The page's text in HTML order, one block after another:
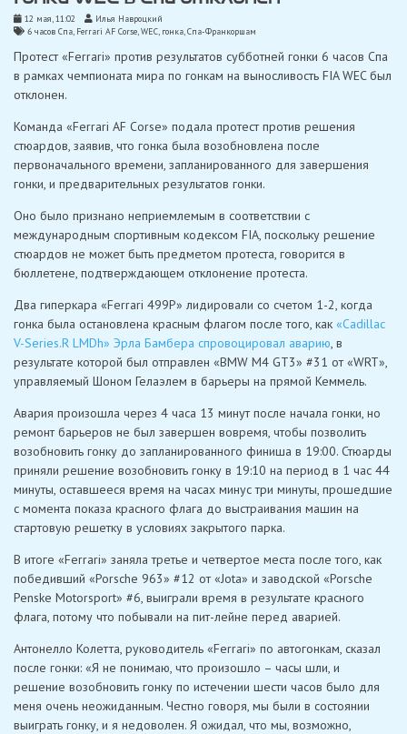
12 мая, 11:02
Илья Навроцкий
6 часов Спа Ferrari AF Corse WEC гонка Спа-Франкоршам
Протест «Ferrari» против результатов субботней гонки 6 часов Спа
в рамках чемпионата мира по гонкам на выносливость FIA WEC был
отклонен.
Команда «Ferrari AF Corse» подала протест против решения
стюардов, заявив, что гонка была возобновлена ​​после
первоначального времени, запланированного для завершения
гонки, и предварительных результатов гонки.
Оно было признано неприемлемым в соответствии с
международным спортивным кодексом FIA, поскольку решение
стюардов не может быть предметом протеста, говорится в
бюллетене, подтверждающем отклонение протеста.
Два гиперкара «Ferrari 499P» лидировали со счетом 1-2, когда
гонка была остановлена красным флагом после того, как «Cadillac
V-Series.R LMDh» Эрла Бамбера спровоцировал аварию , в
результате которой был отправлен «BMW M4 GT3» #31 от «WRT»,
управляемый Шоном Гелаэлем в барьеры на прямой Кеммель.
Авария произошла через 4 часа 13 минут после начала гонки, но
ремонт барьеров не был завершен вовремя, чтобы позволить
возобновить гонку до запланированного финиша в 19:00. Стюарды
приняли решение возобновить гонку в 19:10 на период в 1 час 44
минуты, оставшееся время на часах минус три минуты, прошедшие
с момента показа красного флага до выстраивания машин на
стартовую решетку в условиях закрытого парка.
В итоге «Ferrari» заняла третье и четвертое места после того, как
победивший «Porsche 963» #12 от «Jota» и заводской «Porsche
Penske Motorsport» #6, выиграли время в результате красного
флага, потому что побывали на пит-лейне перед аварией.
Антонелло Колетта, руководитель «Ferrari» по автогонкам, сказал
после гонки: «Я не понимаю, что произошло – часы шли, и
решение возобновить гонку по истечении шести часов было для
меня очень неожиданным. Честно говоря, мы были в состоянии
выиграть гонку, и я недоволен. Я ожидал, что мы, возможно,